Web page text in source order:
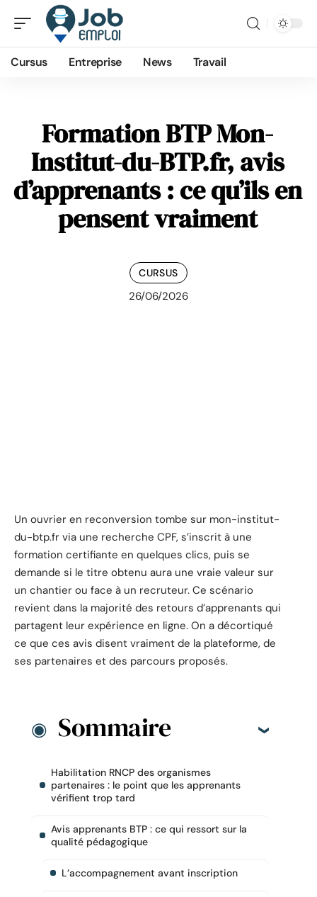
Cursus Entreprise News Travail
Formation BTP Mon-
Institut-du-BTP.fr, avis
d’apprenants : ce qu’ils en
pensent vraiment
CURSUS
26/06/2026
Un ouvrier en reconversion tombe sur mon-institut-
du-btp.fr via une recherche CPF, s’inscrit à une
formation certifiante en quelques clics, puis se
demande si le titre obtenu aura une vraie valeur sur
un chantier ou face à un recruteur. Ce scénario
revient dans la majorité des retours d’apprenants qui
partagent leur expérience en ligne. On a décortiqué
ce que ces avis disent vraiment de la plateforme, de
ses partenaires et des parcours proposés.
Sommaire
Habilitation RNCP des organismes
partenaires : le point que les apprenants
vérifient trop tard
Avis apprenants BTP : ce qui ressort sur la
qualité pédagogique
L’accompagnement avant inscription